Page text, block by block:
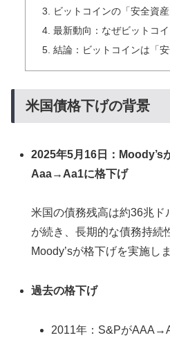
ビットコインの「安全資
最新動向：なぜビットコ
結論：ビットコインは「
米国債格下げの背景
2025年5月16日：Moody’s
Aaa→Aa1に格下げ
米国の債務残高は約36兆ド
が続き、長期的な債務持続
Moody’sが格下げを実施し
過去の格下げ
2011年：S&Pが